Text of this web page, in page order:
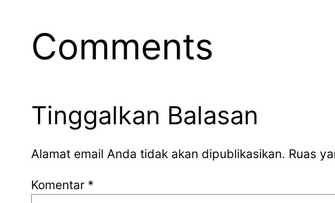
Comments
Tinggalkan Balasan
Alamat email Anda tidak akan dipublikasikan. Ruas
Komentar *